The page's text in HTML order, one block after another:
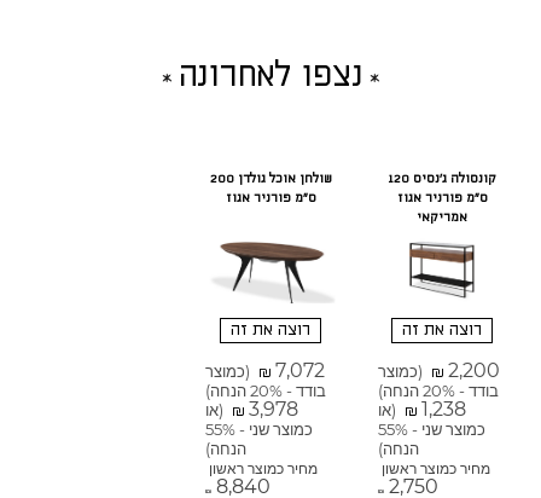
נצפו לאחרונה
קונסולה ג'נסיס 120
ס"מ פורניר אגוז
אמריקאי
רוצה את זה
₪ 2,200
(כמוצר
בודד - 20% הנחה)
₪ 1,238
(או
כמוצר שני - 55%
הנחה)
מחיר כמוצר ראשון
₪ 2,750
שולחן אוכל גולדן 200
ס"מ פורניר אגוז
רוצה את זה
₪ 7,072
(כמוצר
בודד - 20% הנחה)
₪ 3,978
(או
כמוצר שני - 55%
הנחה)
מחיר כמוצר ראשון
₪ 8,840